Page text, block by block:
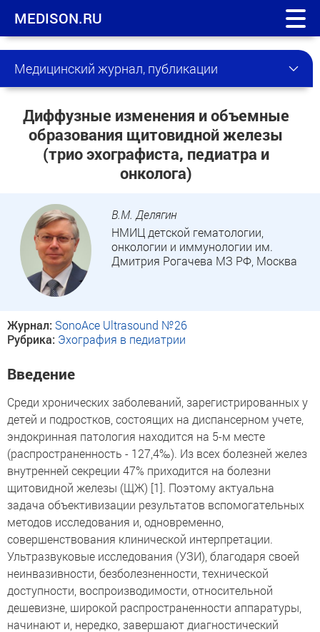
MEDISON.RU
Медицинский журнал, публикации
Диффузные изменения и объемные
образования щитовидной железы
(трио эхографиста, педиатра и
онколога)
В.М. Делягин
НМИЦ детской гематологии,
онкологии и иммунологии им.
Дмитрия Рогачева МЗ РФ, Москва
Журнал: SonoAce Ultrasound №26
Рубрика: Эхография в педиатрии
Введение
Среди хронических заболеваний, зарегистрированных у
детей и подростков, состоящих на диспансерном учете,
эндокринная патология находится на 5-м месте
(распространенность - 127,4‰). Из всех болезней желез
внутренней секреции 47% приходится на болезни
щитовидной железы (ЩЖ) [1]. Поэтому актуальна
задача объективизации результатов вспомогательных
методов исследования и, одновременно,
совершенствования клинической интерпретации.
Ультразвуковые исследования (УЗИ), благодаря своей
неинвазивности, безболезненности, технической
доступности, воспроизводимости, относительной
дешевизне, широкой распространенности аппаратуры,
начинают и, нередко, завершают диагностический